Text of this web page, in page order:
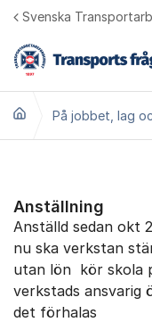
Hoppa till innehåll
Svenska
På jobbet, lag
Anställning
Anställd sedan okt
nu ska verkstan
utan lön kör skola
verkstads ansvarig
det förhalas